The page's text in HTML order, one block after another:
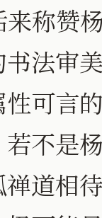
称赞
审美
可言
不是
道相